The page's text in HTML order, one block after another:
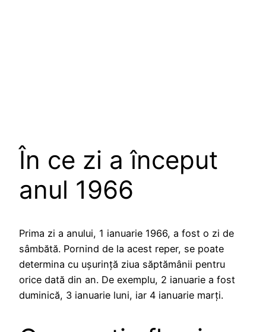
În ce zi a început
anul 1966
Prima zi a anului, 1 ianuarie 1966, a fost o zi de
sâmbătă. Pornind de la acest reper, se poate
determina cu ușurință ziua săptămânii pentru
orice dată din an. De exemplu, 2 ianuarie a fost
duminică, 3 ianuarie luni, iar 4 ianuarie marți.